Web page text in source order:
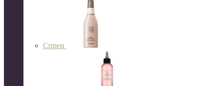
Спреи